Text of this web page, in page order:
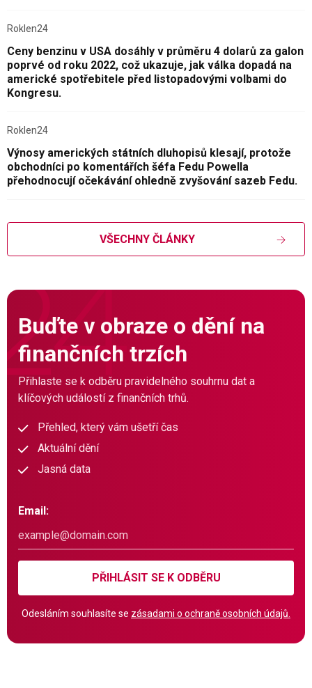
Roklen24
Ceny benzinu v USA dosáhly v průměru 4 dolarů za galon
poprvé od roku 2022, což ukazuje, jak válka dopadá na
americké spotřebitele před listopadovými volbami do
Kongresu.
Roklen24
Výnosy amerických státních dluhopisů klesají, protože
obchodníci po komentářích šéfa Fedu Powella
přehodnocují očekávání ohledně zvyšování sazeb Fedu.
VŠECHNY ČLÁNKY
Buďte v obraze o dění na
finančních trzích
Přihlaste se k odběru pravidelného souhrnu dat a
klíčových událostí z finančních trhů.
Přehled, který vám ušetří čas
Aktuální dění
Jasná data
Email:
PŘIHLÁSIT SE K ODBĚRU
Odesláním souhlasíte se zásadami o ochraně osobních údajů.